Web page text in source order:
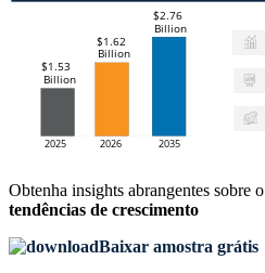
Obtenha insights abrangentes sobre o
tendências de crescimento
Baixar amostra grátis